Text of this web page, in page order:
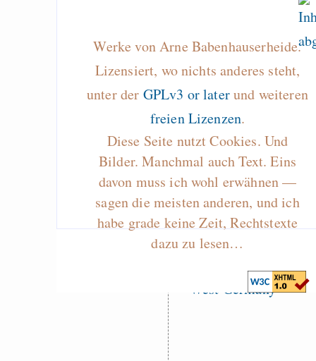
Werke von Arne Babenhauserheide.
Lizensiert, wo nichts anderes steht,
unter der GPLv3 or laterund weiteren
freien Lizenzen.
Diese Seite nutzt Cookies. Und
Bilder. Manchmal auch Text. Eins
davon muss ich wohl erwähnen —
sagen die meisten anderen, und ich
habe grade keine Zeit, Rechtstexte
dazu zu lesen…
Draketo neu: Beiträge
Alltag in
Klimaneutralen Welt
Nebelfest -
Rissen
Curb impacts
programming to
EU sovereignty
Es gibt Fakten
Measured
Graben-Neudorf,
West Germany